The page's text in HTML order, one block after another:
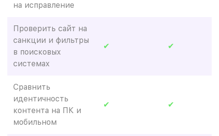
на исправление
Проверить сайт на
санкции и фильтры
в поисковых
системах
✔ ✔
Сравнить
идентичность
контента на ПК и
мобильном
✔ ✔